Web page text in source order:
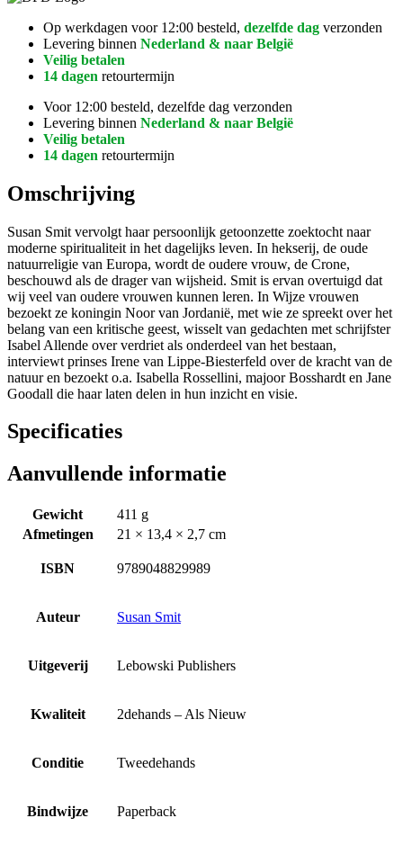
Op werkdagen voor 12:00 besteld, dezelfde dag verzonden
Levering binnen Nederland & naar België
Veilig betalen
14 dagen retourtermijn
Voor 12:00 besteld, dezelfde dag verzonden
Levering binnen Nederland & naar België
Veilig betalen
14 dagen retourtermijn
Omschrijving
Susan Smit vervolgt haar persoonlijk getoonzette zoektocht naar
moderne spiritualiteit in het dagelijks leven. In hekserij, de oude
natuurreligie van Europa, wordt de oudere vrouw, de Crone,
beschouwd als de drager van wijsheid. Smit is ervan overtuigd dat
wij veel van oudere vrouwen kunnen leren. In Wijze vrouwen
bezoekt ze koningin Noor van Jordanië, met wie ze spreekt over het
belang van een kritische geest, wisselt van gedachten met schrijfster
Isabel Allende over verdriet als onderdeel van het bestaan,
interviewt prinses Irene van Lippe-Biesterfeld over de kracht van de
natuur en bezoekt o.a. Isabella Rossellini, majoor Bosshardt en Jane
Goodall die haar laten delen in hun inzicht en visie.
Specificaties
Aanvullende informatie
Gewicht
411 g
Afmetingen
21 × 13,4 × 2,7 cm
ISBN 9789048829989
Auteur Susan Smit
Uitgeverij Lebowski Publishers
Kwaliteit 2dehands – Als Nieuw
Conditie Tweedehands
Bindwijze Paperback